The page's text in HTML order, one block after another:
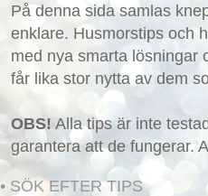
På denna sida samlas
enklare. Husmorstips och
med nya smarta lösningar
får lika stor nytta av dem
OBS! Alla tips är inte
garantera att de fungerar.
• SÖK EFTER TIPS